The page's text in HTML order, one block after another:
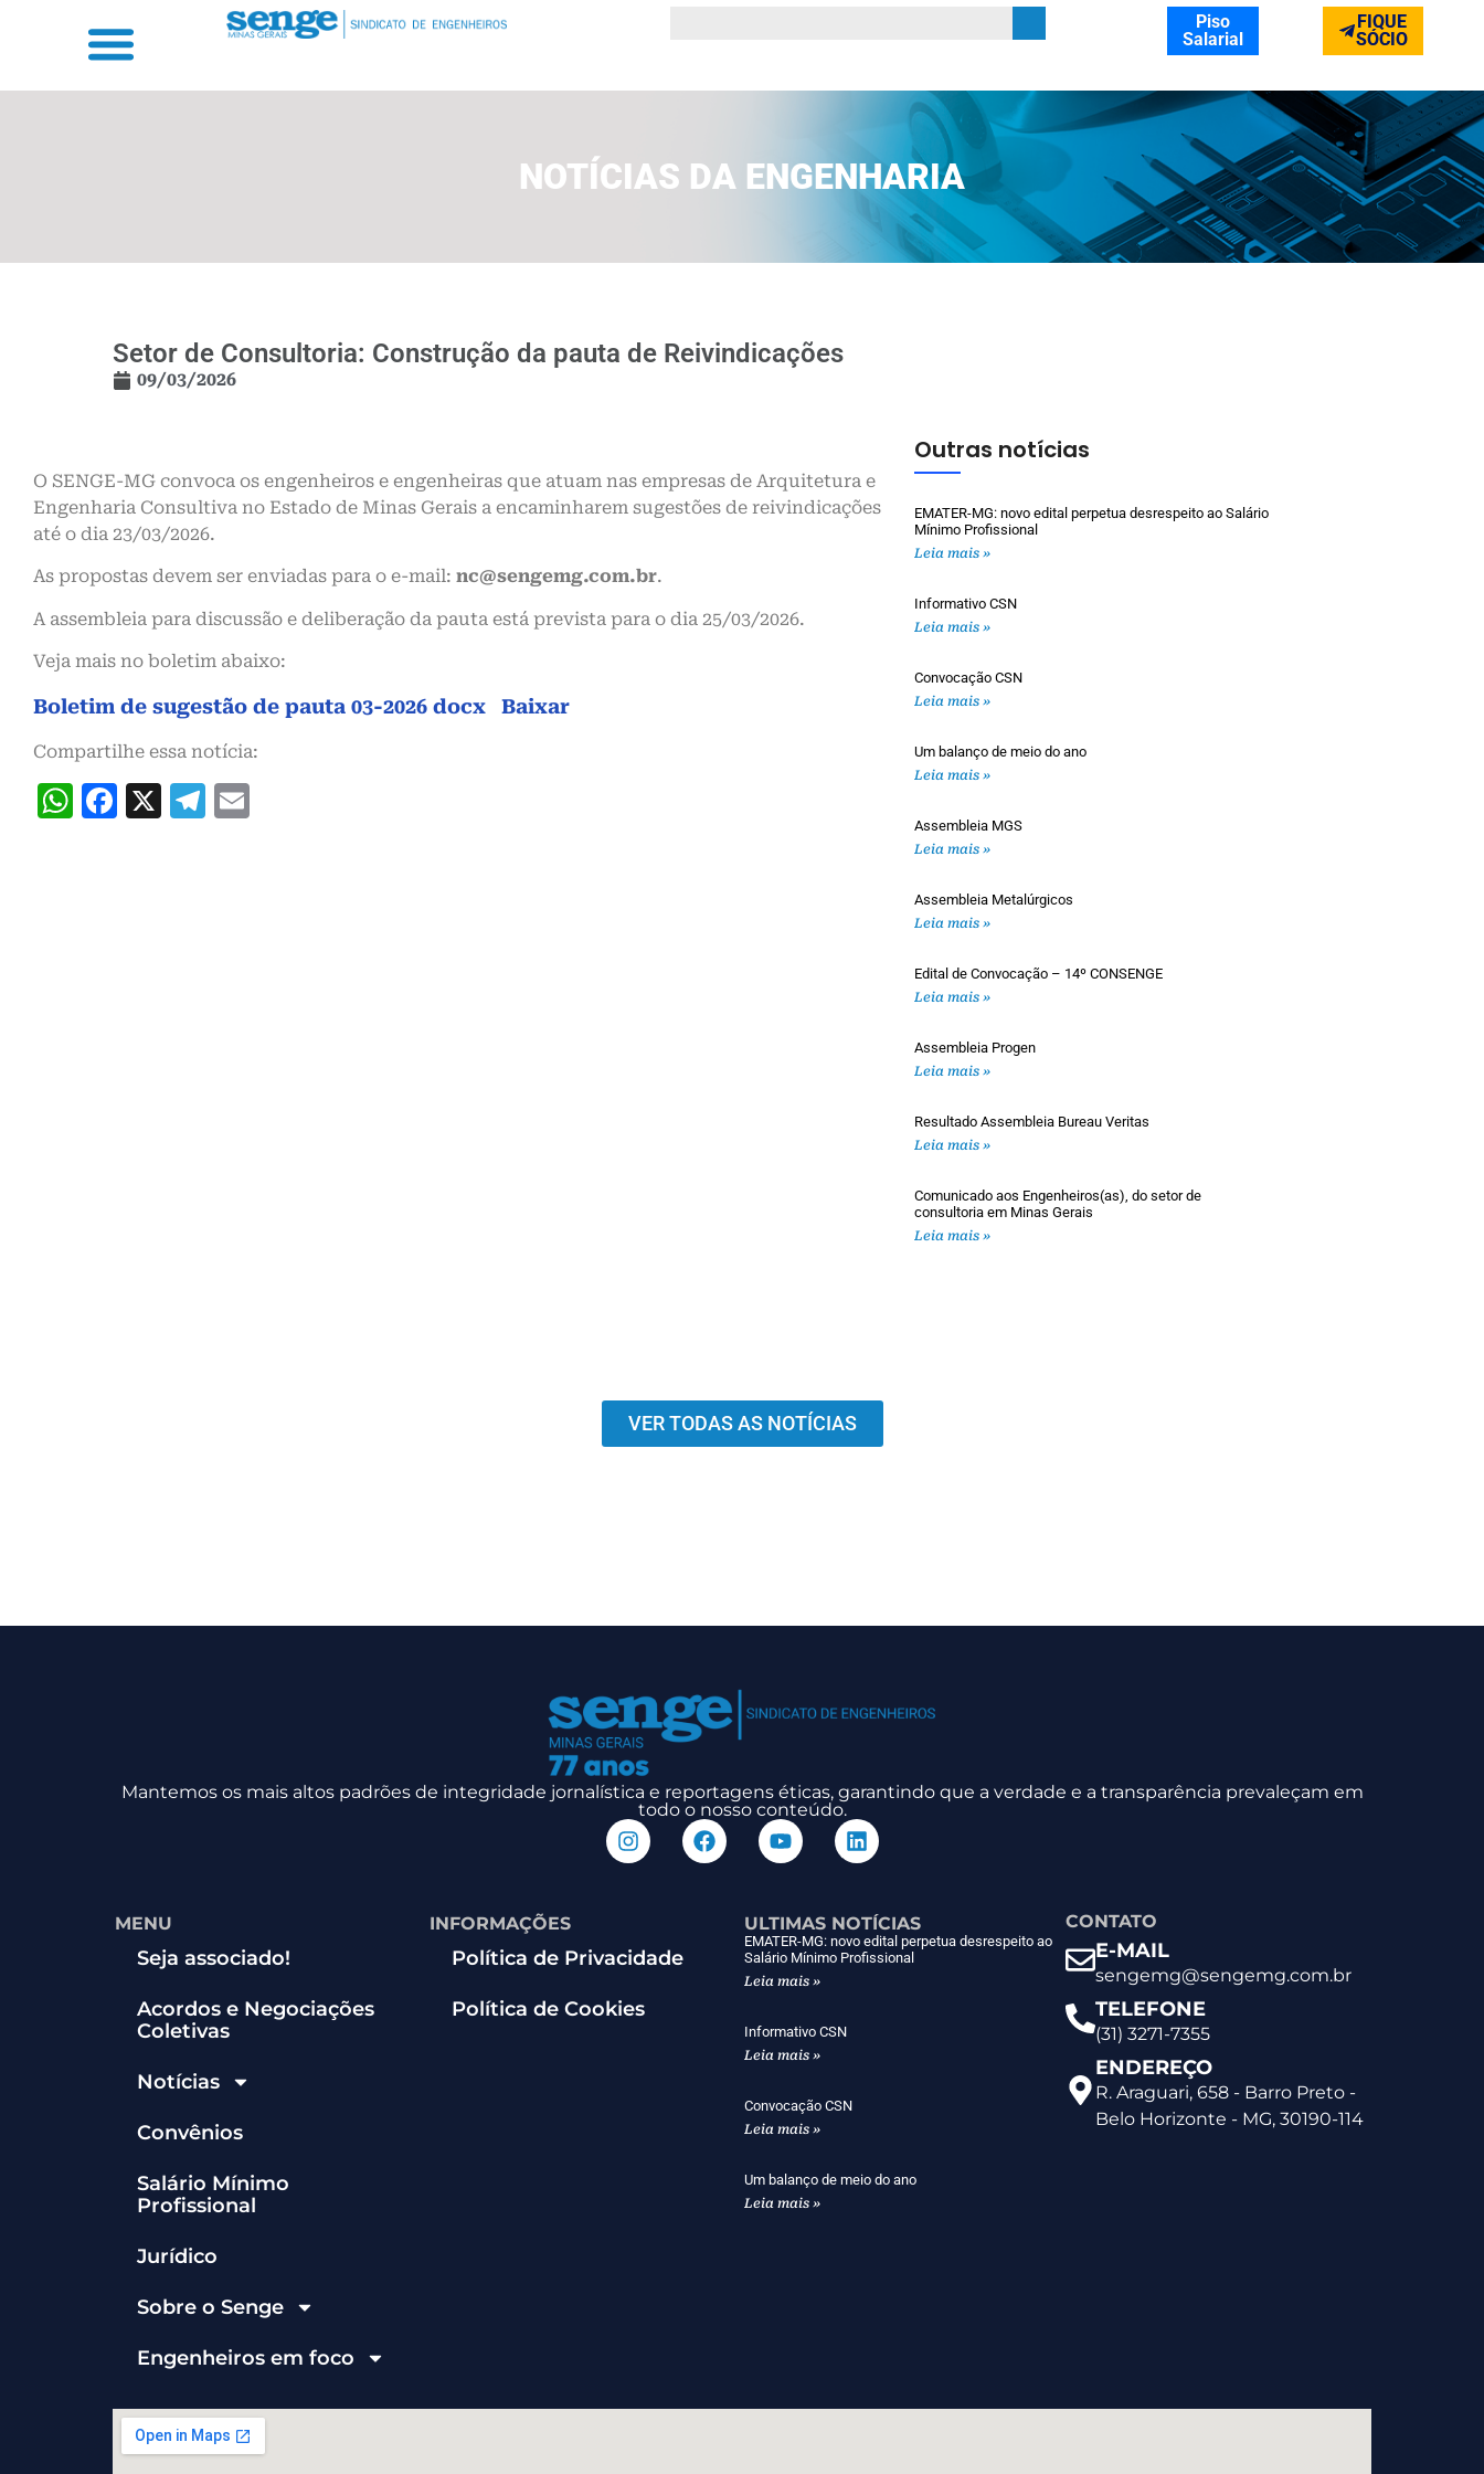
Piso
Salarial
FIQUE
SÓCIO
NOTÍCIAS DA ENGENHARIA
Setor de Consultoria: Construção da pauta de Reivindicações
09/03/2026
O SENGE-MG convoca os engenheiros e engenheiras que atuam nas empresas de Arquitetura e
Engenharia Consultiva no Estado de Minas Gerais a encaminharem sugestões de reivindicações
até o dia 23/03/2026.
As propostas devem ser enviadas para o e-mail: nc@sengemg.com.br.
A assembleia para discussão e deliberação da pauta está prevista para o dia 25/03/2026.
Veja mais no boletim abaixo:
Boletim de sugestão de pauta 03-2026 docx Baixar
Compartilhe essa notícia:
WhatsApp
Facebook
X Telegram
Outras notícias
EMATER-MG: novo edital perpetua desrespeito ao Salário
Mínimo Profissional
Leia mais »
Informativo CSN
Leia mais »
Convocação CSN
Leia mais »
Um balanço de meio do ano
Leia mais »
Assembleia MGS
Leia mais »
Assembleia Metalúrgicos
Leia mais »
Edital de Convocação – 14º CONSENGE
Leia mais »
Assembleia Progen
Leia mais »
Resultado Assembleia Bureau Veritas
Leia mais »
Comunicado aos Engenheiros(as), do setor de
consultoria em Minas Gerais
Leia mais »
VER TODAS AS NOTÍCIAS
Mantemos os mais altos padrões de integridade jornalística e reportagens éticas, garantindo que a verdade e a transparência prevaleçam em
todo o nosso conteúdo.
MENU
Seja associado!
Acordos e Negociações
Coletivas
Notícias
Convênios
Salário Mínimo
Profissional
Jurídico
Sobre o Senge
Engenheiros em foco
INFORMAÇÕES
Política de Privacidade
Política de Cookies
ULTIMAS NOTÍCIAS
EMATER-MG: novo edital perpetua desrespeito ao
Salário Mínimo Profissional
Leia mais »
Informativo CSN
Leia mais »
Convocação CSN
Leia mais »
Um balanço de meio do ano
Leia mais »
CONTATO
E-MAIL
sengemg@sengemg.com.br
TELEFONE
(31) 3271-7355
ENDEREÇO
R. Araguari, 658 - Barro Preto -
Belo Horizonte - MG, 30190-114